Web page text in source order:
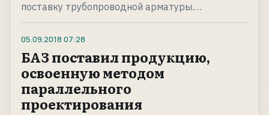
поставку трубопроводной арматуры.…
05.09.2018 07:28
БАЗ поставил продукцию,
освоенную методом
параллельного
проектирования